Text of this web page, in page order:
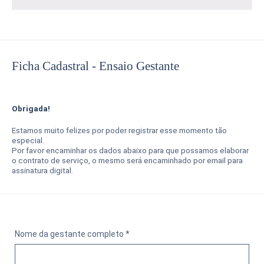
Ficha Cadastral - Ensaio Gestante
Obrigada!
Estamos muito felizes por poder registrar esse momento tão
especial.
Por favor encaminhar os dados abaixo para que possamos elaborar
o contrato de serviço, o mesmo será encaminhado por email para
assinatura digital.
Nome da gestante completo *